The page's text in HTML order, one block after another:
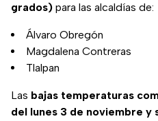
grados) para las alcaldías de:
Álvaro Obregón
Magdalena Contreras
Tlalpan
Las bajas temperaturas
del lunes 3 de noviembre y